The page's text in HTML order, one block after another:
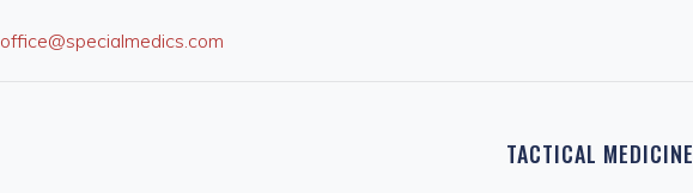
office@specialmedics.com
TACTICAL MEDICINE